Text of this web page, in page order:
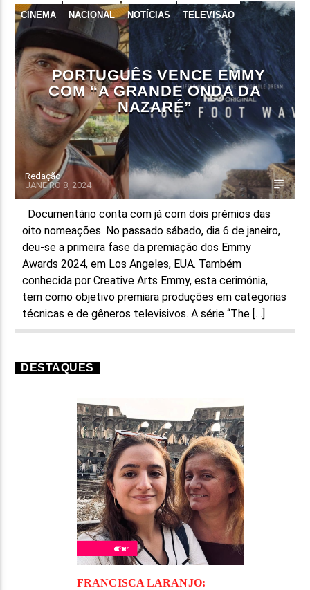
FAIXA ATUAL
TÍTULO
ARTISTA
ON FM
CINEMA NACIONAL NOTÍCIAS TELEVISÃO
PORTUGUÊS VENCE EMMY
COM “A GRANDE ONDA DA
NAZARÉ”
Redação
JANEIRO 8, 2024
Documentário conta com já com dois prémios das
oito nomeações. No passado sábado, dia 6 de janeiro,
deu-se a primeira fase da premiação dos Emmy
Awards 2024, em Los Angeles, EUA. Também
conhecida por Creative Arts Emmy, esta cerimónia,
tem como objetivo premiara produções em categorias
técnicas e de gêneros televisivos. A série “The […]
DESTAQUES
FRANCISCA LARANJO: